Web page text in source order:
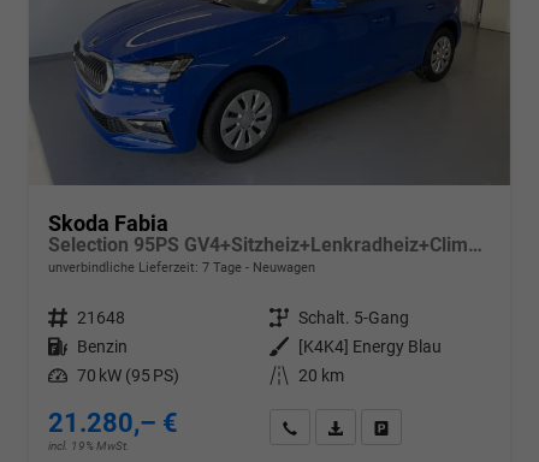
Skoda Fabia
Selection 95PS GV4+Sitzheiz+Lenkradheiz+Climatronic+Sunset+AppConnect+PDC
unverbindliche Lieferzeit: 7 Tage Neuwagen
Fahrzeugnr. 21648 Getriebe Schalt. 5-Gang
Kraftstoff Benzin Außenfarbe
[K4K4] Energy Blau
Leistung 70 kW (95 PS) Kilometerstand 20 km
21.280,– €
incl. 19% MwSt.
Wir rufen Sie anPDF-Datei, Fahrzeugexposé